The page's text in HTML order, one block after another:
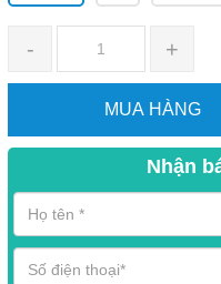
- +
MUA HÀNG
Nhận